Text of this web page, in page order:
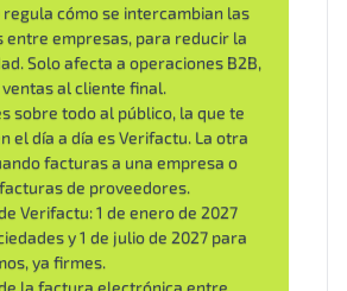
regula cómo se intercambian las
entre empresas, para reducir la
Solo afecta a operaciones B2B,
ventas al cliente final.
sobre todo al público, la que te
el día a día es Verifactu. La otra
facturas a una empresa o
de proveedores.
Verifactu: 1 de enero de 2027
y 1 de julio de 2027 para
ya firmes.
la factura electrónica entre